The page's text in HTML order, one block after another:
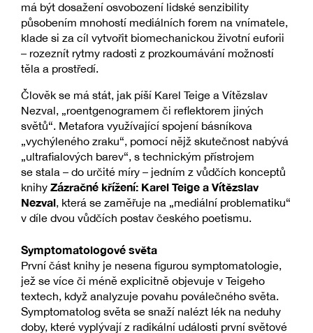
má být dosažení osvobození lidské senzibility
působením mnohostí mediálních forem na vnímatele,
klade si za cíl vytvořit biomechanickou životní euforii
– rozeznít rytmy radosti z prozkoumávání možností
těla a prostředí.
Člověk se má stát, jak píší Karel Teige a Vítězslav
Nezval, „roentgenogramem či reflektorem jiných
světů“. Metafora využívající spojení básníkova
„vychýleného zraku“, pomocí nějž skutečnost nabývá
„ultrafialových barev“, s technickým přístrojem
se stala – do určité míry – jedním z vůdčích konceptů
knihy Zázračné křížení: Karel Teige a Vítězslav
Nezval, která se zaměřuje na „mediální problematiku“
v díle dvou vůdčích postav českého poetismu.
Symptomatologové světa
První část knihy je nesena figurou symptomatologie,
jež se více či méně explicitně objevuje v Teigeho
textech, když analyzuje povahu poválečného světa.
Symptomatolog světa se snaží nalézt lék na neduhy
doby, které vyplývají z radikální události první světové